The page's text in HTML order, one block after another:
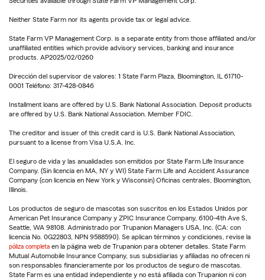
Neither State Farm nor its agents provide tax or legal advice.
State Farm VP Management Corp. is a separate entity from those affiliated and/or
unaffiliated entities which provide advisory services, banking and insurance
products. AP2025/02/0260
Dirección del supervisor de valores: 1 State Farm Plaza, Bloomington, IL 61710-
0001 Teléfono: 317-428-0846
Installment loans are offered by U.S. Bank National Association. Deposit products
are offered by U.S. Bank National Association. Member FDIC.
The creditor and issuer of this credit card is U.S. Bank National Association,
pursuant to a license from Visa U.S.A. Inc.
El seguro de vida y las anualidades son emitidos por State Farm Life Insurance
Company. (Sin licencia en MA, NY y WI) State Farm Life and Accident Assurance
Company (con licencia en New York y Wisconsin) Oficinas centrales, Bloomington,
Illinois.
Los productos de seguro de mascotas son suscritos en los Estados Unidos por
American Pet Insurance Company y ZPIC Insurance Company, 6100-4th Ave S,
Seattle, WA 98108. Administrado por Trupanion Managers USA, Inc. (CA: con
licencia No. 0G22803, NPN 9588590). Se aplican términos y condiciones, revise la
póliza completa en la página web de Trupanion para obtener detalles. State Farm
Mutual Automobile Insurance Company, sus subsidiarias y afiliadas no ofrecen ni
son responsables financieramente por los productos de seguro de mascotas.
State Farm es una entidad independiente y no está afiliada con Trupanion ni con